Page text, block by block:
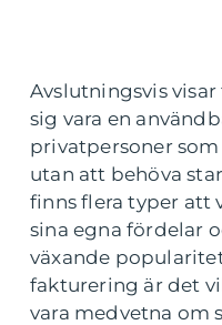
Avslutningsvis
sig vara en
privatpersoner
utan att behöva
finns flera typer att
sina egna fördelar
växande
fakturering är det
vara medvetna om